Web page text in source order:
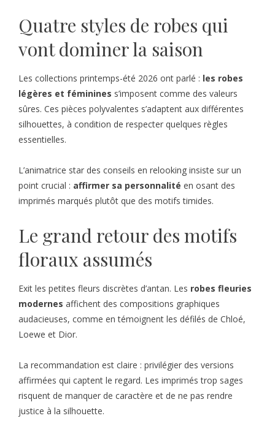
Quatre styles de robes qui
vont dominer la saison
Les collections printemps-été 2026 ont parlé : les robes
légères et féminines s’imposent comme des valeurs
sûres. Ces pièces polyvalentes s’adaptent aux différentes
silhouettes, à condition de respecter quelques règles
essentielles.
L’animatrice star des conseils en relooking insiste sur un
point crucial : affirmer sa personnalité en osant des
imprimés marqués plutôt que des motifs timides.
Le grand retour des motifs
floraux assumés
Exit les petites fleurs discrètes d’antan. Les robes fleuries
modernes affichent des compositions graphiques
audacieuses, comme en témoignent les défilés de Chloé,
Loewe et Dior.
La recommandation est claire : privilégier des versions
affirmées qui captent le regard. Les imprimés trop sages
risquent de manquer de caractère et de ne pas rendre
justice à la silhouette.